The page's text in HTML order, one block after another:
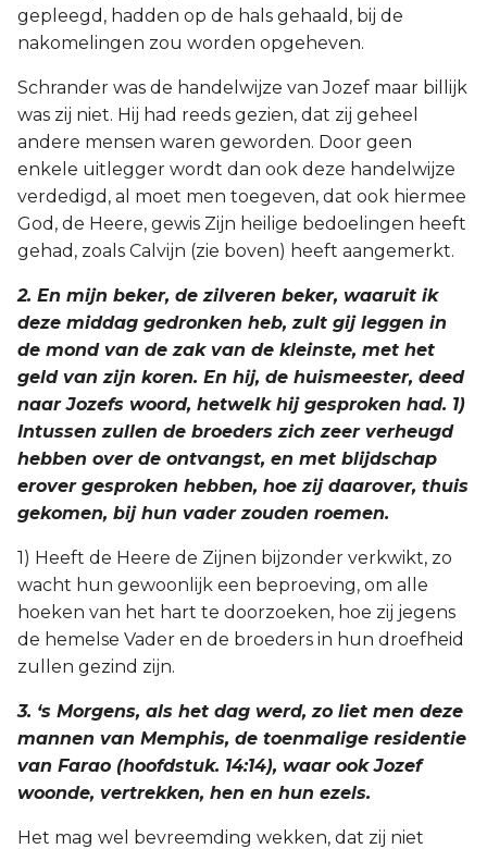
Titus
Filémon
Hebreeën
Jakobus
1 Petrus
2 Petrus
1 Johannes
2 Johannes
3 Johannes
Judas
Openbaring
gepleegd, hadden op de hals gehaald, bij de
nakomelingen zou worden opgeheven.
Schrander was de handelwijze van Jozef maar billijk
was zij niet. Hij had reeds gezien, dat zij geheel
andere mensen waren geworden. Door geen
enkele uitlegger wordt dan ook deze handelwijze
verdedigd, al moet men toegeven, dat ook hiermee
God, de Heere, gewis Zijn heilige bedoelingen heeft
gehad, zoals Calvijn (zie boven) heeft aangemerkt.
2. En mijn beker, de zilveren beker, waaruit ik
deze middag gedronken heb, zult gij leggen in
de mond van de zak van de kleinste, met het
geld van zijn koren. En hij, de huismeester, deed
naar Jozefs woord, hetwelk hij gesproken had. 1)
Intussen zullen de broeders zich zeer verheugd
hebben over de ontvangst, en met blijdschap
erover gesproken hebben, hoe zij daarover, thuis
gekomen, bij hun vader zouden roemen.
1) Heeft de Heere de Zijnen bijzonder verkwikt, zo
wacht hun gewoonlijk een beproeving, om alle
hoeken van het hart te doorzoeken, hoe zij jegens
de hemelse Vader en de broeders in hun droefheid
zullen gezind zijn.
3. ‘s Morgens, als het dag werd, zo liet men deze
mannen van Memphis, de toenmalige residentie
van Farao (hoofdstuk. 14:14), waar ook Jozef
woonde, vertrekken, hen en hun ezels.
Het mag wel bevreemding wekken, dat zij niet